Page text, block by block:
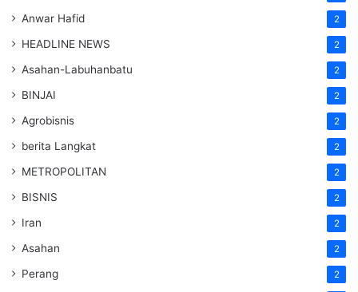
Anwar Hafid 2
HEADLINE NEWS 2
Asahan-Labuhanbatu 2
BINJAI 2
Agrobisnis 2
berita Langkat 2
METROPOLITAN 2
BISNIS 2
Iran 2
Asahan 2
Perang 2